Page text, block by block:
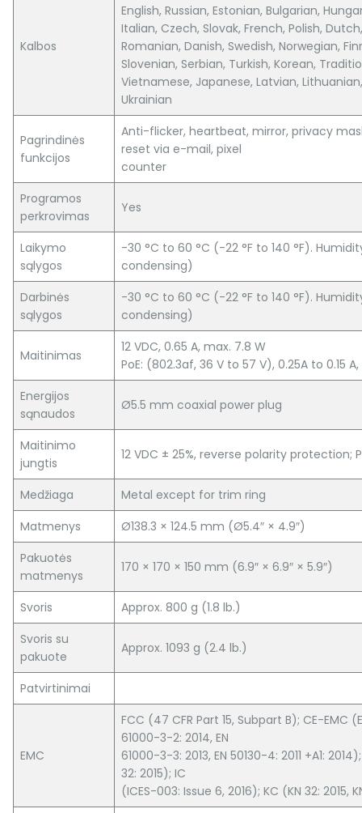
Kalbos
English, Russian, Estonian, Bulgarian,
Italian, Czech, Slovak, French, Polish,
Romanian, Danish, Swedish, Norwegian,
Slovenian, Serbian, Turkish, Korean,
Vietnamese, Japanese, Latvian,
Ukrainian
Pagrindinės
funkcijos
Anti-flicker, heartbeat, mirror, privacy
reset via e-mail, pixel
counter
Programos
perkrovimas
Yes
Laikymo
sąlygos
-30 °C to 60 °C (-22 °F to 140 °F).
condensing)
Darbinės
sąlygos
-30 °C to 60 °C (-22 °F to 140 °F).
condensing)
Maitinimas
12 VDC, 0.65 A, max. 7.8 W
PoE: (802.3af, 36 V to 57 V), 0.25A to 0.15
Energijos
sąnaudos
Ø5.5 mm coaxial power plug
Maitinimo
jungtis
12 VDC ± 25%, reverse polarity protection;
Medžiaga
Metal except for trim ring
Matmenys
Ø138.3 × 124.5 mm (Ø5.4″ × 4.9″)
Pakuotės
matmenys
170 × 170 × 150 mm (6.9″ × 6.9″ × 5.9″)
Svoris
Approx. 800 g (1.8 lb.)
Svoris su
pakuote
Approx. 1093 g (2.4 lb.)
Patvirtinimai
EMC
FCC (47 CFR Part 15, Subpart B); CE-EMC
61000-3-2: 2014, EN
61000-3-3: 2013, EN 50130-4: 2011 +A1:
32: 2015); IC
(ICES-003: Issue 6, 2016); KC (KN 32: 2015,